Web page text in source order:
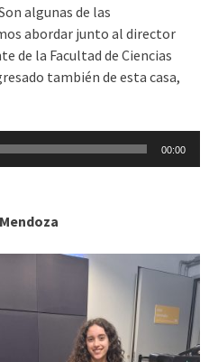
algunas de las
abordar junto al director
de la Facultad de Ciencias
también de esta casa,
00:00